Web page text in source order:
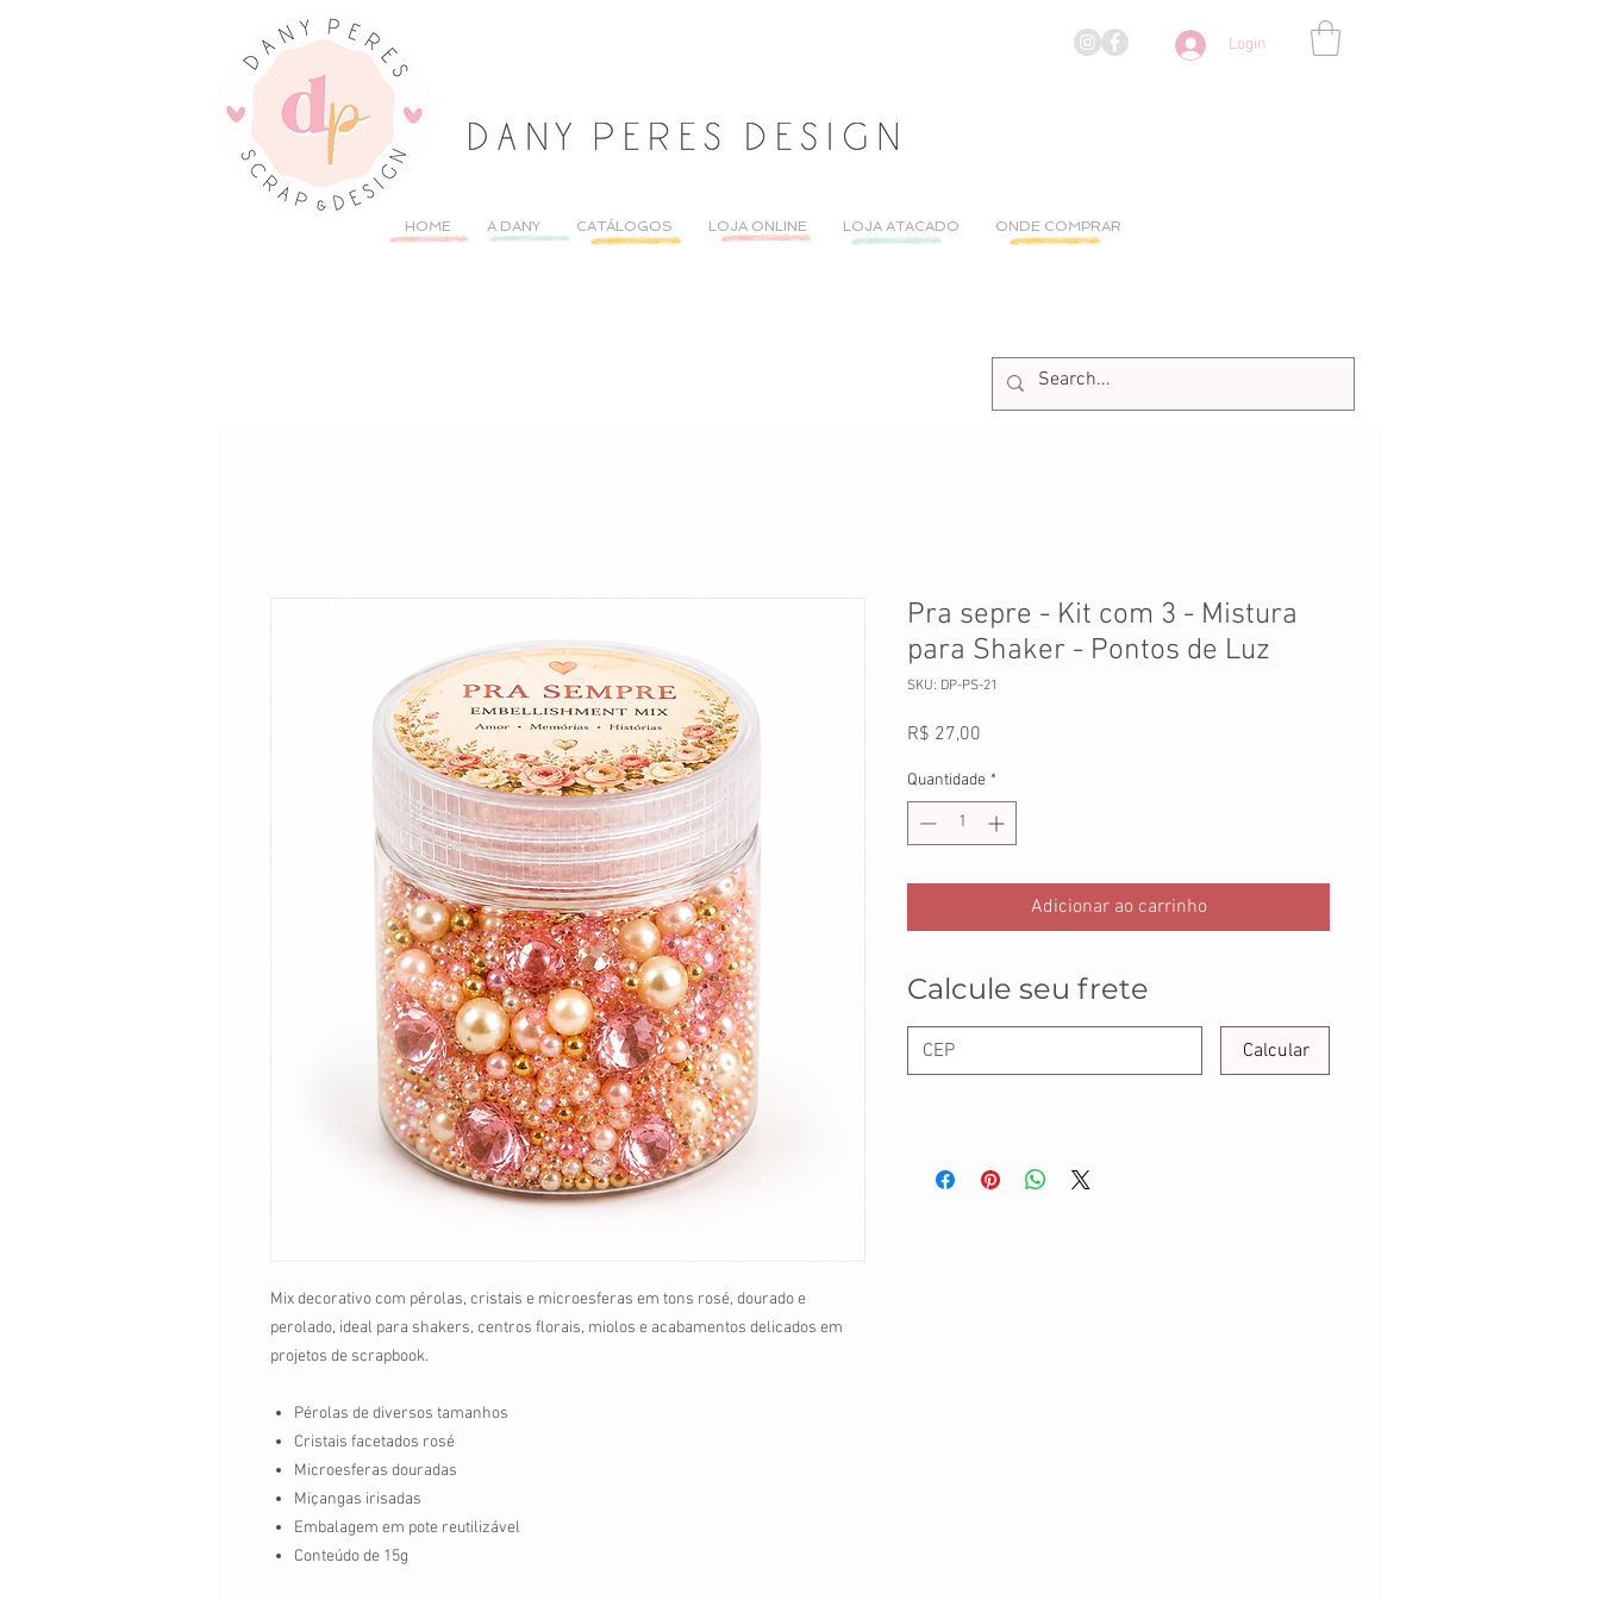
Login
HOME A DANY CATÁLOGOS LOJA ONLINE LOJA ATACADO ONDE COMPRAR
Mix decorativo com pérolas, cristais e microesferas em tons rosé, dourado e
perolado, ideal para shakers, centros florais, miolos e acabamentos delicados em
projetos de scrapbook.
Pérolas de diversos tamanhos
Cristais facetados rosé
Microesferas douradas
Miçangas irisadas
Embalagem em pote reutilizável
Conteúdo de 15g
Pra sepre - Kit com 3 - Mistura
para Shaker - Pontos de Luz
SKU: DP-PS-21
R$ 27,00
Quantidade *
Adicionar ao carrinho
Calcule seu frete
Calcular